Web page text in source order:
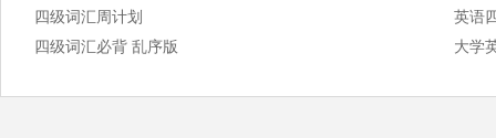
四级词汇周计划
英语
四级词汇必背 乱序版
大学